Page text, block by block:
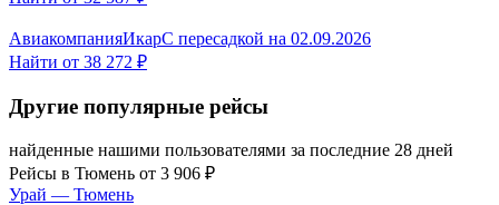
АвиакомпанияИкарС пересадкой на 02.09.2026
Найти от 38 272 ₽
Другие популярные рейсы
найденные нашими пользователями за последние 28 дней
Рейсы в Тюмень от 3 906 ₽
Урай — Тюмень